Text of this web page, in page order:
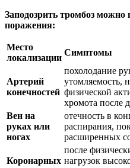
Заподозрить тромбоз
поражения:
Место
локализации
Симптомы
Артерий
конечностей
похолодание
утомляемость,
физической
хромота после
Вен на
руках или
ногах
отечность в
распирания,
расширенных
Коронарных
после
нагрузок